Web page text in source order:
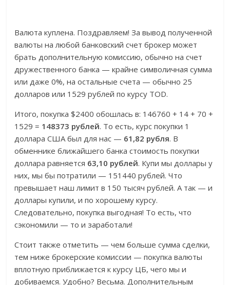
Валюта куплена. Поздравляем! За вывод полученной
валюты на любой банковский счет брокер может
брать дополнительную комиссию, обычно на счет
дружественного банка — крайне символичная сумма
или даже 0%, на остальные счета — обычно 25
долларов или 1529 рублей по курсу TOD.
Итого, покупка $2400 обошлась в: 146760 + 14 + 70 +
1529 = 148373 рублей. То есть, курс покупки 1
доллара США был для нас — 61,82 рубля. В
обменнике ближайшего банка стоимость покупки
доллара равняется 63,10 рублей. Купи мы доллары у
них, мы бы потратили — 151440 рублей. Что
превышает наш лимит в 150 тысяч рублей. А так — и
доллары купили, и по хорошему курсу.
Следовательно, покупка выгодная! То есть, что
сэкономили — то и заработали!
Стоит также отметить — чем больше сумма сделки,
тем ниже брокерские комиссии — покупка валюты
вплотную приближается к курсу ЦБ, чего мы и
добиваемся. Удобно? Весьма. Дополнительным